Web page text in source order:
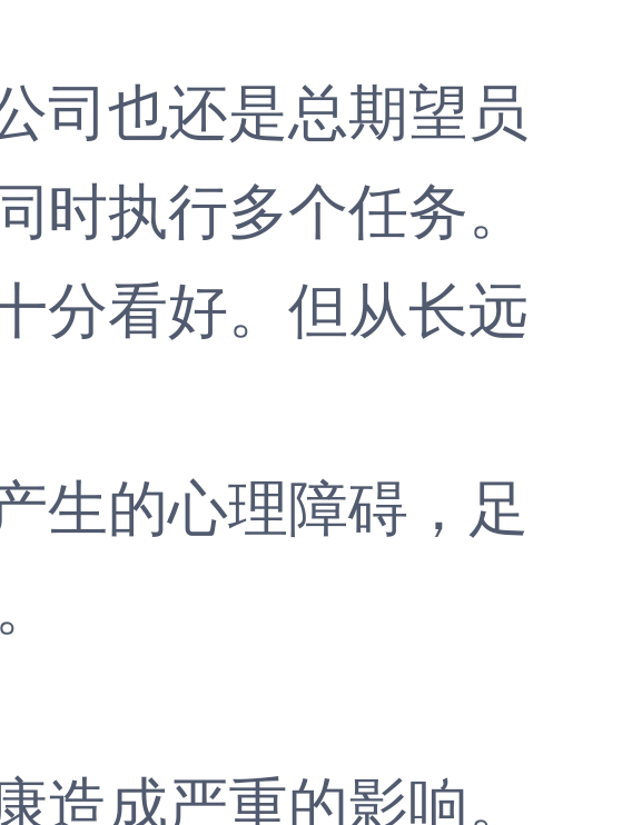
也还是总期望员
执行多个任务。
看好。但从长远
的心理障碍，足
成严重的影响。